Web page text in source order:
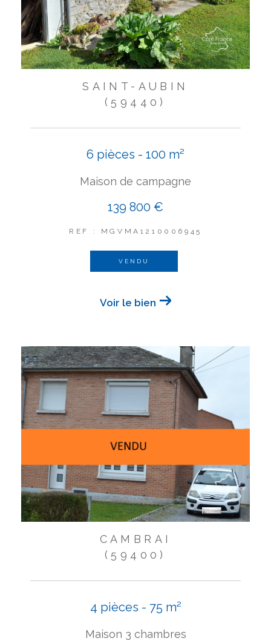
SAINT-AUBIN
(59440)
6 pièces - 100 m²
Maison de campagne
139 800 €
REF : MGVMA1210006945
VENDU
Voir le bien
CAMBRAI
(59400)
4 pièces - 75 m²
Maison 3 chambres